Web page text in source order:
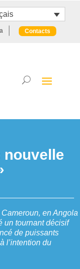
Contacts
nouvelle
en Angola
un tournant décisif
de puissants
l’intention du